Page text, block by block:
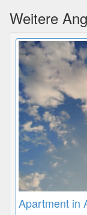
Weitere
Apartment in